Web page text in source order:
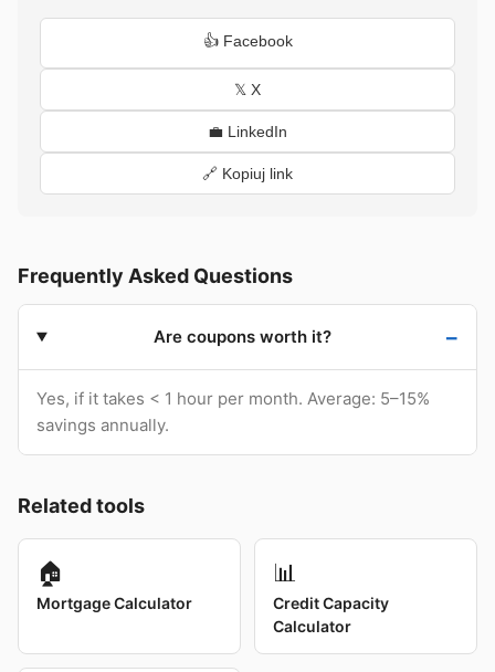
👍 Facebook
𝕏 X
💼 LinkedIn
🔗 Kopiuj link
Frequently Asked Questions
Are coupons worth it?
Yes, if it takes < 1 hour per month. Average: 5–15%
savings annually.
Related tools
🏠
Mortgage Calculator
📊
Credit Capacity
Calculator